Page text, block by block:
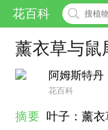
花百科
薰衣草与鼠
阿姆斯特丹
花百科
摘要 叶子：薰